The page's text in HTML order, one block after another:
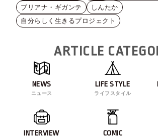
ブリアナ・ギガンテ
しんたか
自分らしく生きるプロジェクト
ARTICLE
NEWS
ニュース
LIFE STYLE
ライフスタイル
INTERVIEW COMIC